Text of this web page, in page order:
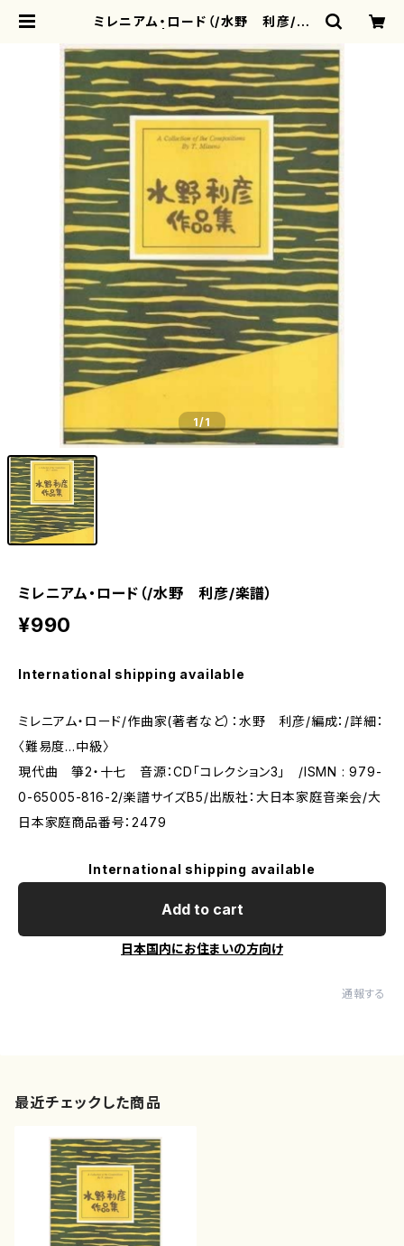
ミレニアム・ロード（/水野 利彦/楽
1/1
ミレニアム・ロード（/水野 利彦/楽譜）
¥990
International shipping available
ミレニアム・ロード/作曲家(著者など）：水野 利彦/編成：/詳細：
〈難易度…中級〉
現代曲 箏2・十七 音源：CD「コレクション3」 /ISMN : 979-
0-65005-816-2/楽譜サイズB5/出版社：大日本家庭音楽会/大
日本家庭商品番号：2479
International shipping available
Add to cart
日本国内にお住まいの方向け
通報する
最近チェックした商品